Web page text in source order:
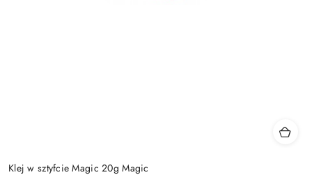
Klej w sztyfcie Magic 20g Magic